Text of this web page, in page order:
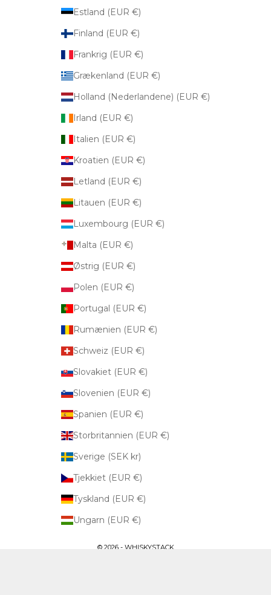
Estland (EUR €)
Finland (EUR €)
Frankrig (EUR €)
Grækenland (EUR €)
Holland (Nederlandene) (EUR €)
Irland (EUR €)
Italien (EUR €)
Kroatien (EUR €)
Letland (EUR €)
Litauen (EUR €)
Luxembourg (EUR €)
Malta (EUR €)
Østrig (EUR €)
Polen (EUR €)
Portugal (EUR €)
Rumænien (EUR €)
Schweiz (EUR €)
Slovakiet (EUR €)
Slovenien (EUR €)
Spanien (EUR €)
Storbritannien (EUR €)
Sverige (SEK kr)
Tjekkiet (EUR €)
Tyskland (EUR €)
Ungarn (EUR €)
© 2026 - WHISKYSTACK